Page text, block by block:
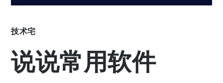
技术宅
说说常用软件